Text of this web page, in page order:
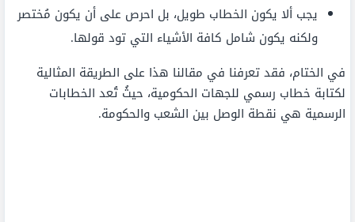
يجب ألا يكون الخطاب طويل، بل احرص على أن يكون مُختصر
ولكنه يكون شامل كافة الأشياء التي تود قولها.
في الختام، فقد تعرفنا في مقالنا هذا على الطريقة المثالية
لكتابة خطاب رسمي للجهات الحكومية، حيثُ تُعد الخطابات
الرسمية هي نقطة الوصل بين الشعب والحكومة.